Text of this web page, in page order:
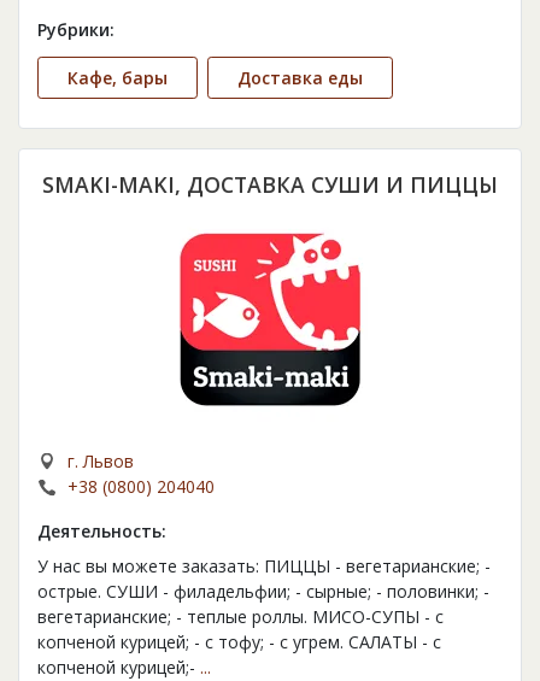
Рубрики:
Кафе, бары Доставка еды
SMAKI-MAKI, ДОСТАВКА СУШИ И ПИЦЦЫ
г. Львов
+38 (0800) 204040
Деятельность:
У нас вы можете заказать: ПИЦЦЫ - вегетарианские; -
острые. СУШИ - филадельфии; - сырные; - половинки; -
вегетарианские; - теплые роллы. МИСО-СУПЫ - с
копченой курицей; - с тофу; - с угрем. САЛАТЫ - с
копченой курицей;- ...